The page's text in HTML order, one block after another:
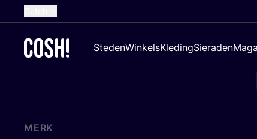
French
Croatian
StedenWinkelsKledingSieraden
MERK